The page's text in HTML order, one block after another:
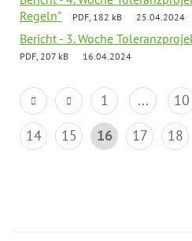
Regeln"
PDF, 182 kB 25.04.2024
Bericht - 3. Woche
PDF, 207 kB 16.04.2024
1 ... 10
14
15 16 17 18